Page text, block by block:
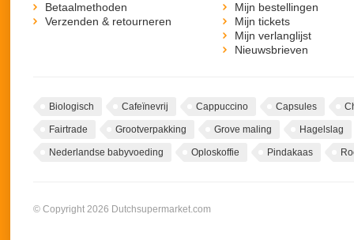
Betaalmethoden
Verzenden & retourneren
Mijn bestellingen
Mijn tickets
Mijn verlanglijst
Nieuwsbrieven
Biologisch Cafeïnevrij Cappuccino Capsules
Fairtrade Grootverpakking Grove maling Hagelslag
Nederlandse babyvoeding Oploskoffie Pindakaas
© Copyright 2026 Dutchsupermarket.com